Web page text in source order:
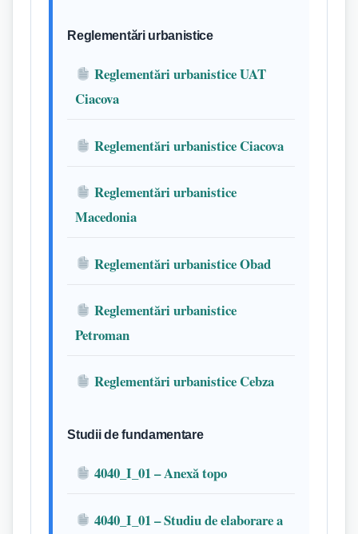
Reglementări urbanistice
Reglementări urbanistice UAT
Ciacova
Reglementări urbanistice Ciacova
Reglementări urbanistice
Macedonia
Reglementări urbanistice Obad
Reglementări urbanistice
Petroman
Reglementări urbanistice Cebza
Studii de fundamentare
4040_I_01 – Anexă topo
4040_I_01 – Studiu de elaborare a